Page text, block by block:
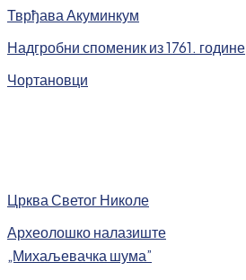
Тврђава Акуминкум
Надгробни споменик из 1761. године
Чортановци
Црква Светог Николе
Археолошко налазиште
„Михаљевачка шума”